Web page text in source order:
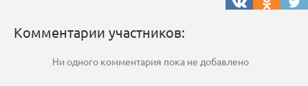
Комментарии участников:
Ни одного комментария пока не добавлено